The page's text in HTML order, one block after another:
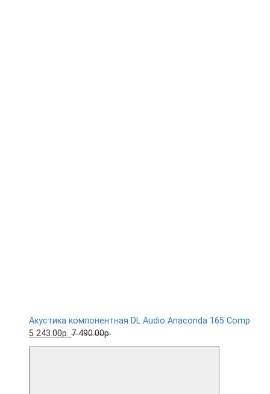
Акустика компонентная DL Audio Anaconda 165 Comp
5 243.00р. 7 490.00р.